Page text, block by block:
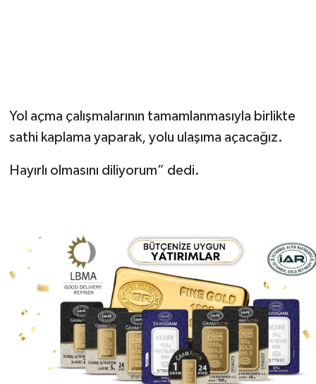
Yol açma çalışmalarının tamamlanmasıyla birlikte
sathi kaplama yaparak, yolu ulaşıma açacağız.
Hayırlı olmasını diliyorum” dedi.